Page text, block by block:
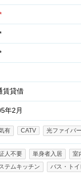
賃貸借
年2月
有 CATV 光ファイバー
人不要 単身者入居 室
テムキッチン
バス・トイ